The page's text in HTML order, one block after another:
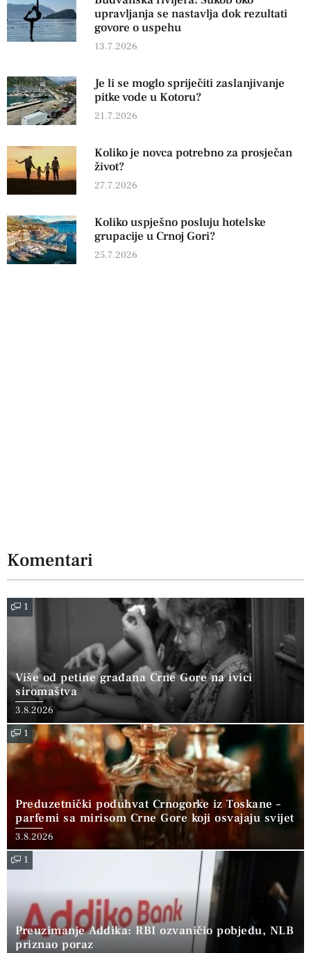
upravljanja se nastavlja dok rezultati
govore o uspehu
13.7.2026
Je li se moglo spriječiti zaslanjivanje
pitke vode u Kotoru?
21.7.2026
Koliko je novca potrebno za prosječan
život?
27.7.2026
Koliko uspješno posluju hotelske
grupacije u Crnoj Gori?
25.7.2026
Komentari
1
Više od petine građana Crne Gore na ivici
siromaštva
3.8.2026
1
Preduzetnički poduhvat Crnogorke iz Toskane –
parfemi sa mirisom Crne Gore koji osvajaju svijet
3.8.2026
1
Preuzimanje Addika: RBI ozvaničio pobjedu, NLB
priznao poraz